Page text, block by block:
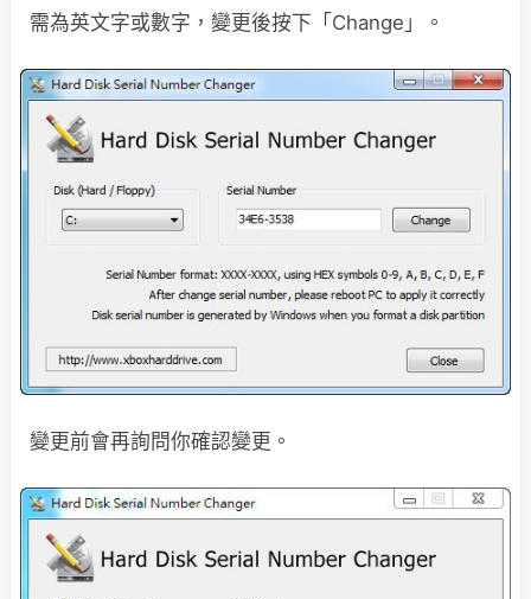
需為英文字或數字，變更後按下「Change」。
變更前會再詢問你確認變更。